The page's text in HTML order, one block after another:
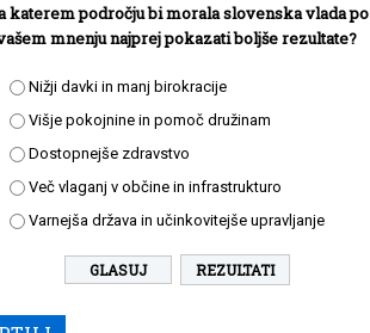
katerem področju bi morala slovenska vlada po
mnenju najprej pokazati boljše rezultate?
Nižji davki in manj birokracije
Višje pokojnine in pomoč družinam
Dostopnejše zdravstvo
Več vlaganj v občine in infrastrukturo
Varnejša država in učinkovitejše upravljanje
REZULTATI